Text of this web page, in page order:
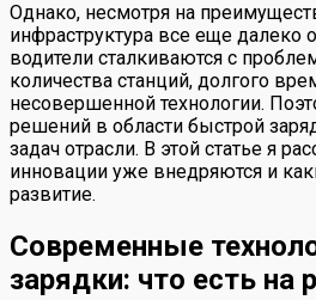
Однако, несмотря на
инфраструктура все еще далеко
водители сталкиваются с
количества станций, долгого
несовершенной технологии.
решений в области быстрой
задач отрасли. В этой статье я
инновации уже внедряются и
развитие.
Современные
зарядки: что есть на